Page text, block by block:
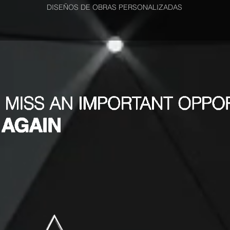
DISEÑOS DE OBRAS PERSONALIZADAS